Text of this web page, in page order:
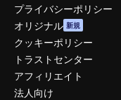
プライバシーポリシー
オリジナル 新規
クッキーポリシー
トラストセンター
アフィリエイト
法人向け